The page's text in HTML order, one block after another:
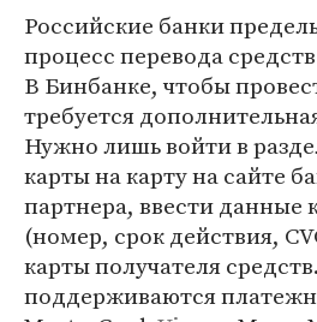
Российские банки
процесс перевода
В Бинбанке, чтобы
требуется
Нужно лишь войти в
карты на карту на сайте
партнера, ввести данные
(номер, срок действия,
карты получателя
поддерживаются